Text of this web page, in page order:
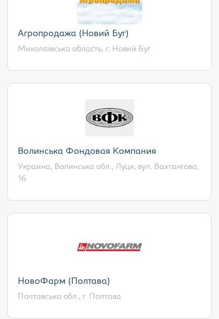
Агропродажа (Новий Буг)
Миколаївська область, г. Новий Буг
Волинська Фондовая Компания
Украина, Волинська обл., Луцк, вул. Вахтангова,
16
НовоФарм (Полтава)
Полтавська обл., г. Полтава